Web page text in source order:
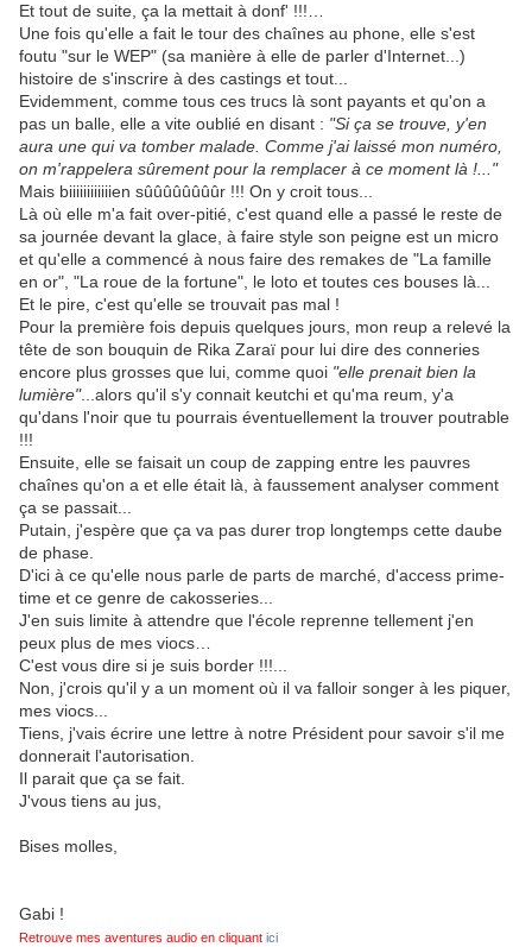
Et tout de suite, ça la mettait à donf' !!!…
Une fois qu'elle a fait le tour des chaînes au phone, elle s'est
foutu "sur le WEP" (sa manière à elle de parler d'Internet...)
histoire de s'inscrire à des castings et tout...
Evidemment, comme tous ces trucs là sont payants et qu'on a
pas un balle, elle a vite oublié en disant : "Si ça se trouve, y'en
aura une qui va tomber malade. Comme j'ai laissé mon numéro,
on m'rappelera sûrement pour la remplacer à ce moment là !..."
Mais biiiiiiiiiiiien sûûûûûûûûr !!! On y croit tous...
Là où elle m'a fait over-pitié, c'est quand elle a passé le reste de
sa journée devant la glace, à faire style son peigne est un micro
et qu'elle a commencé à nous faire des remakes de "La famille
en or", "La roue de la fortune", le loto et toutes ces bouses là...
Et le pire, c'est qu'elle se trouvait pas mal !
Pour la première fois depuis quelques jours, mon reup a relevé la
tête de son bouquin de Rika Zaraï pour lui dire des conneries
encore plus grosses que lui, comme quoi "elle prenait bien la
lumière"...alors qu'il s'y connait keutchi et qu'ma reum, y'a
qu'dans l'noir que tu pourrais éventuellement la trouver poutrable
!!!
Ensuite, elle se faisait un coup de zapping entre les pauvres
chaînes qu'on a et elle était là, à faussement analyser comment
ça se passait...
Putain, j'espère que ça va pas durer trop longtemps cette daube
de phase.
D'ici à ce qu'elle nous parle de parts de marché, d'access prime-
time et ce genre de cakosseries...
J'en suis limite à attendre que l'école reprenne tellement j'en
peux plus de mes viocs…
C'est vous dire si je suis border !!!...
Non, j'crois qu'il y a un moment où il va falloir songer à les piquer,
mes viocs...
Tiens, j'vais écrire une lettre à notre Président pour savoir s'il me
donnerait l'autorisation.
Il parait que ça se fait.
J'vous tiens au jus,
Bises molles,
Gabi !
Retrouve mes aventures audio en cliquant ici